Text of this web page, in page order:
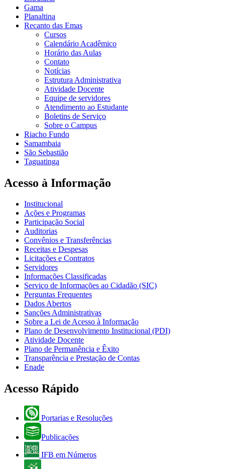
Gama
Planaltina
Recanto das Emas
Cursos
Calendário Acadêmico
Horário das Aulas
Contato
Notícias
Estrutura Administrativa
Atividade Docente
Equipe de servidores
Atendimento ao Estudante
Boletins de Serviço
Sobre o Campus
Riacho Fundo
Samambaia
São Sebastião
Taguatinga
Acesso à Informação
Institucional
Ações e Programas
Participação Social
Auditorias
Convênios e Transferências
Receitas e Despesas
Licitações e Contratos
Servidores
Informações Classificadas
Serviço de Informações ao Cidadão (SIC)
Perguntas Frequentes
Dados Abertos
Sanções Administrativas
Sobre a Lei de Acesso à Informação
Plano de Desenvolvimento Institucional (PDI)
Atividade Docente
Plano de Permanência e Êxito
Transparência e Prestação de Contas
Enade
Acesso Rápido
Portarias e Resoluções
Publicações
IFB em Números